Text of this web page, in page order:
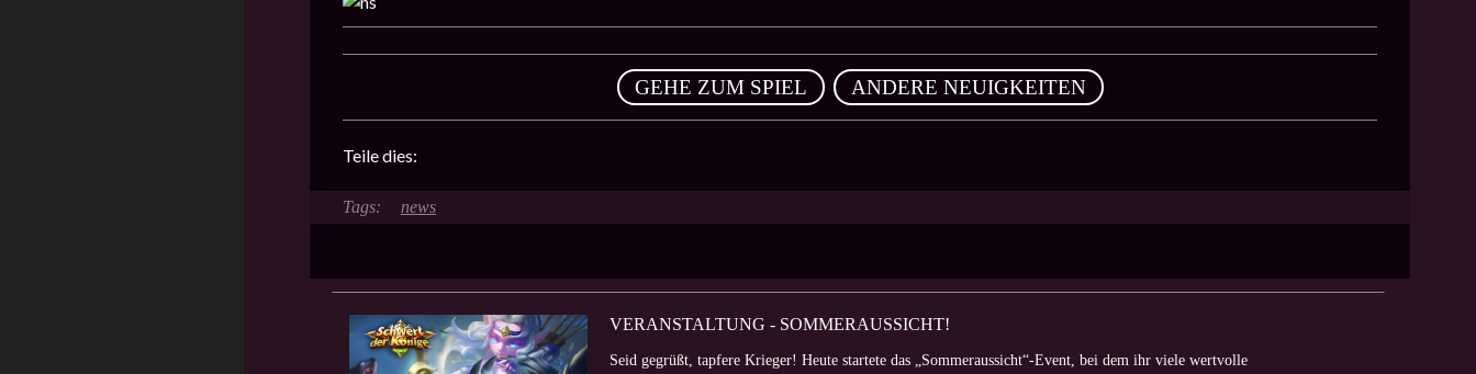
GEHE ZUM SPIEL , ANDERE NEUIGKEITEN
Teile dies:
news
VERANSTALTUNG - SOMMERAUSSICHT!
Seid gegrüßt, tapfere Krieger! Heute startete das „Sommeraussicht“-Event, bei dem ihr viele wertvolle